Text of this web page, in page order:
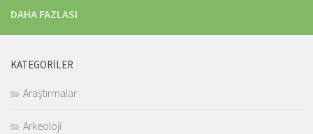
DAHA FAZLASI
KATEGORILER
Araştırmalar
Arkeoloji